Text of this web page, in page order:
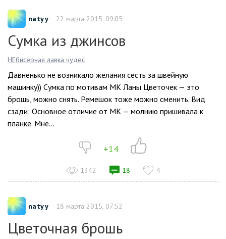
natyy 22 марта 2015, 09:05
Сумка из джинсов
НЕбисерная лавка чудес
Давненько не возникало желания сесть за швейную
машинку)) Сумка по мотивам МК Ланы Цветочек — это
брошь, можно снять. Ремешок тоже можно сменить. Вид
сзади: Основное отличие от МК — молнию пришивала к
планке. Мне...
+14
1342 18 4
natyy 18 марта 2015, 07:52
Цветочная брошь